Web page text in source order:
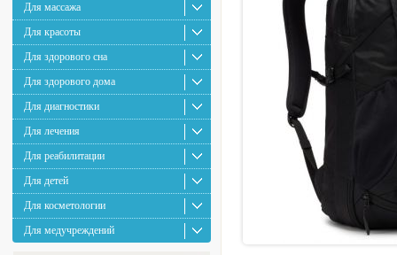
Для массажа
Для красоты
Для здорового сна
Для здорового дома
Для диагностики
Для лечения
Для реабилитации
Для детей
Для косметологии
Для медучреждений